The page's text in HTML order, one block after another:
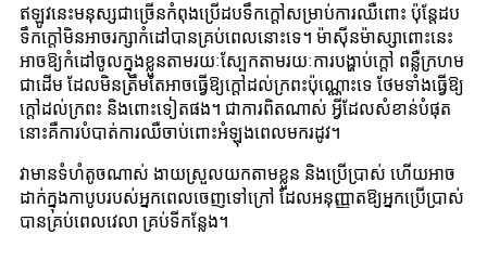
ឥឡូវនេះមនុស្សជាច្រើនកំពុងប្រើដបទឹកក្តៅសម្រាប់ការឈឺពោះ ប៉ុន្តែដប
ទឹកក្តៅមិនអាចរក្សាកំដៅបានគ្រប់ពេលនោះទេ។ ម៉ាស៊ីនម៉ាស្សាពោះនេះ
អាចឱ្យកំដៅចូលក្នុងខ្លួនតាមរយៈស្បែកតាមរយៈការបង្ហាប់ក្តៅ ពន្លឺក្រហម
ជាដើម ដែលមិនត្រឹមតែអាចធ្វើឱ្យក្តៅដល់ក្រពះប៉ុណ្ណោះទេ ថែមទាំងធ្វើឱ្យ
ក្តៅដល់ក្រពះ និងពោះទៀតផង។ ជាការពិតណាស់ អ្វីដែលសំខាន់បំផុត
នោះគឺការបំបាត់ការឈឺចាប់ពោះអំឡុងពេលមករដូវ។
វាមានទំហំតូចណាស់ ងាយស្រួលយកតាមខ្លួន និងប្រើប្រាស់ ហើយអាច
ដាក់ក្នុងកាបូបរបស់អ្នកពេលចេញទៅក្រៅ ដែលអនុញ្ញាតឱ្យអ្នកប្រើប្រាស់
បានគ្រប់ពេលវេលា គ្រប់ទីកន្លែង។